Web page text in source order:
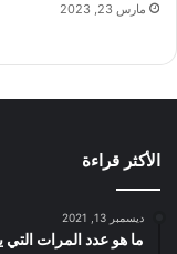
مارس 23, 2023
الأكثر قراءة
ديسمبر 13, 2021
ما هو عدد المرات التي